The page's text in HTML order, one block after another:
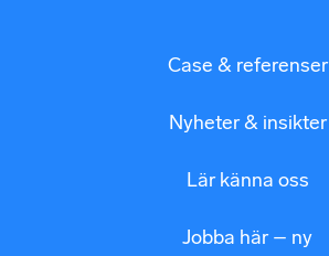
Case & referenser
Nyheter & insikter
Lär känna oss
Jobba här – ny